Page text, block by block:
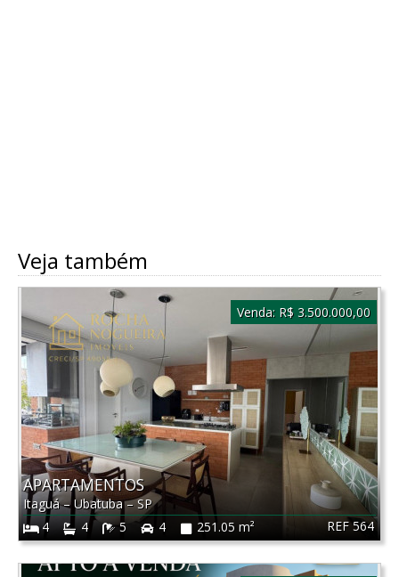
Veja também
REF 564
APARTAMENTOS
Itaguá–Ubatuba–SP
4
4 5 4 251.05 m²
Venda: R$ 3.500.000,00